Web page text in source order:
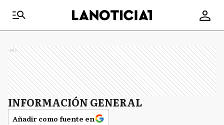
Ads
INFORMACIÓN GENERAL
Añadir como fuente en